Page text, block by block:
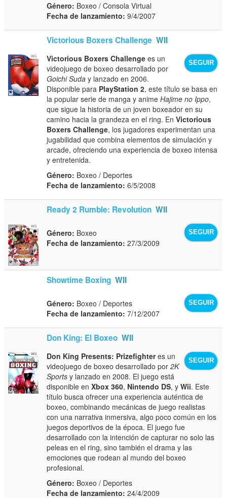
Género: Boxeo / Consola Virtual
Fecha de lanzamiento: 9/4/2007
Victorious Boxers Challenge WII
SEGUIR
Victorious Boxers Challenge es un
videojuego de boxeo desarrollado por
Goichi Suda y lanzado en 2006.
Disponible para PlayStation 2, este título se basa en
la popular serie de manga y animeHajime no Ippo,
que sigue la historia de un joven boxeador en su
camino hacia la grandeza en el ring. EnVictorious
Boxers Challenge, los jugadores experimentan una
jugabilidad que combina elementos de simulación y
arcade, ofreciendo una experiencia de boxeo intensa
y entretenida.
Género: Boxeo / Deportes
Fecha de lanzamiento: 6/5/2008
Ready 2 Rumble: Revolution WII
SEGUIR
Género: Boxeo
Fecha de lanzamiento: 27/3/2009
Showtime Boxing WII
SEGUIR
Género: Boxeo / Deportes
Fecha de lanzamiento: 7/12/2007
Don King: El Boxeo WII
SEGUIR
Don King Presents: Prizefighteres un
videojuego de boxeo desarrollado por2K
Sports y lanzado en 2008. El juego está
disponible enXbox 360, Nintendo DS, yWii. Este
título busca ofrecer una experiencia auténtica de
boxeo, combinando mecánicas de juego realistas
con una narrativa inmersiva, algo poco común en los
juegos deportivos de la época. El juego fue
desarrollado con la intención de capturar no solo las
peleas en el ring, sino también el drama y las
emociones que rodean al mundo del boxeo
profesional.
Género: Boxeo / Deportes
Fecha de lanzamiento: 24/4/2009